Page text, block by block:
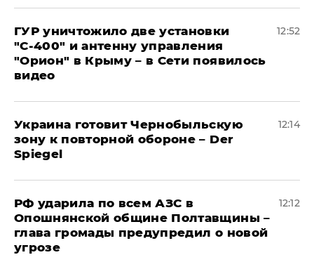
ГУР уничтожило две установки
"С‑400" и антенну управления
"Орион" в Крыму – в Сети появилось
видео
12:52
Украина готовит Чернобыльскую
зону к повторной обороне – Der
Spiegel
12:14
РФ ударила по всем АЗС в
Опошнянской общине Полтавщины –
глава громады предупредил о новой
угрозе
12:12